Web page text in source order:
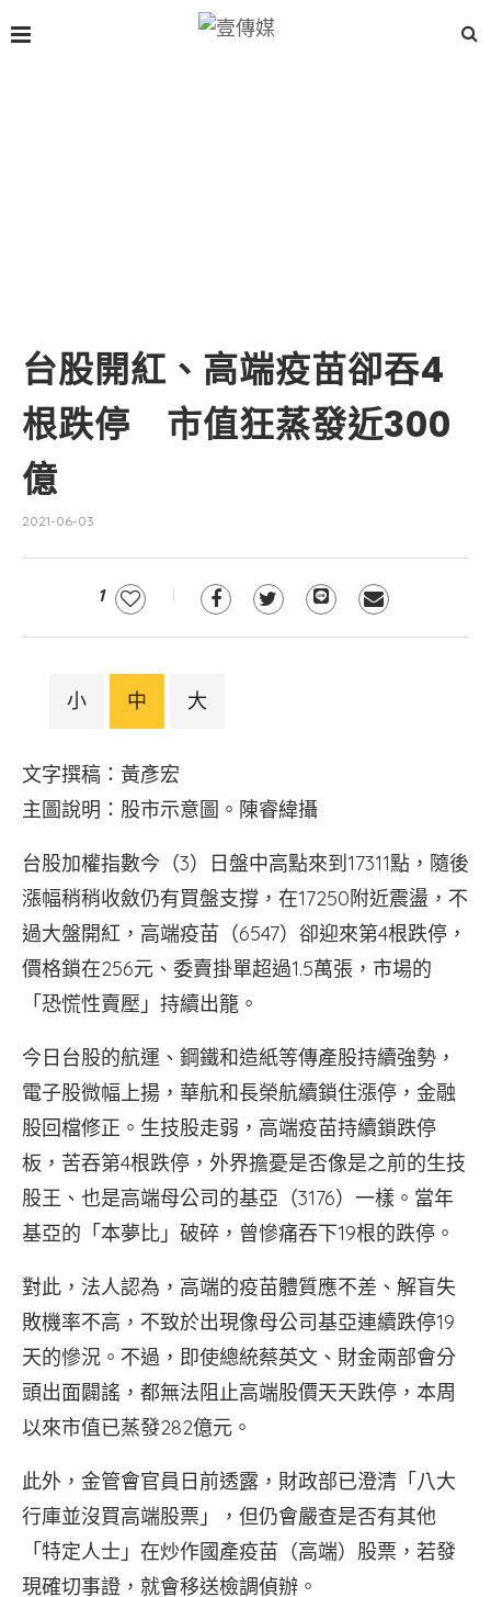
台股開紅、高端疫苗卻吞4
根跌停 市值狂蒸發近300
億
2021-06-03
1
小 中 大
文字撰稿：黃彥宏
主圖說明：股市示意圖。陳睿緯攝
台股加權指數今（3）日盤中高點來到17311點，隨後
漲幅稍稍收斂仍有買盤支撐，在17250附近震盪，不
過大盤開紅，高端疫苗（6547）卻迎來第4根跌停，
價格鎖在256元、委賣掛單超過1.5萬張，市場的
「恐慌性賣壓」持續出籠。
今日台股的航運、鋼鐵和造紙等傳產股持續強勢，
電子股微幅上揚，華航和長榮航續鎖住漲停，金融
股回檔修正。生技股走弱，高端疫苗持續鎖跌停
板，苦吞第4根跌停，外界擔憂是否像是之前的生技
股王、也是高端母公司的基亞（3176）一樣。當年
基亞的「本夢比」破碎，曾慘痛吞下19根的跌停。
對此，法人認為，高端的疫苗體質應不差、解盲失
敗機率不高，不致於出現像母公司基亞連續跌停19
天的慘況。不過，即使總統蔡英文、財金兩部會分
頭出面闢謠，都無法阻止高端股價天天跌停，本周
以來市值已蒸發282億元。
此外，金管會官員日前透露，財政部已澄清「八大
行庫並沒買高端股票」，但仍會嚴查是否有其他
「特定人士」在炒作國產疫苗（高端）股票，若發
現確切事證，就會移送檢調偵辦。